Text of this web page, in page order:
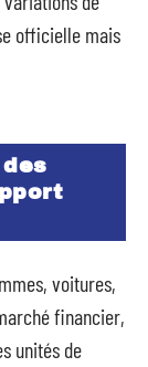
officielle mais
voitures,
financier,
unités de